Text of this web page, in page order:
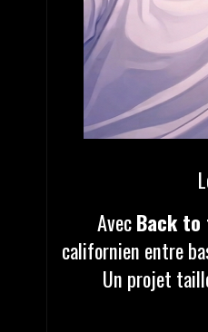
AvecBack to
californien entre
Un projet